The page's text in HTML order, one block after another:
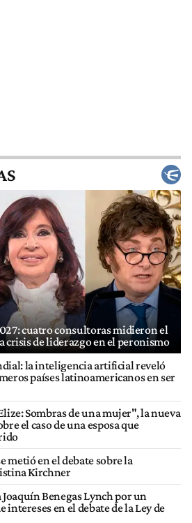
cuatro consultoras midieron el
crisis de liderazgo en el peronismo
la inteligencia artificial reveló
países latinoamericanos en ser
Sombras de una mujer", la nueva
el caso de una esposa que
metió en el debate sobre la
Kirchner
Benegas Lynch por un
en el debate de la Ley de